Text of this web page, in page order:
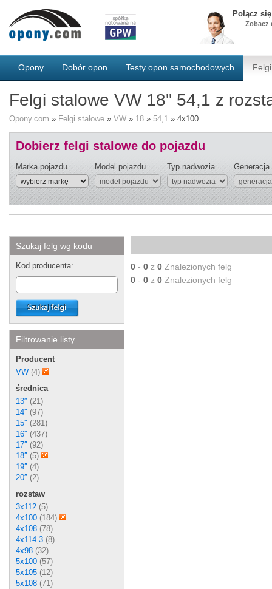
Połącz
Zobacz
Opony Dobór opon Testy opon samochodowych
Felgi stalowe VW 18'' 54,1 z
Opony.com » Felgi stalowe » VW » 18 » 54,1 » 4x100
Dobierz felgi stalowe do pojazdu
Marka pojazdu Model pojazdu Typ nadwozia Generacja
Szukaj felg wg kodu
Kod producenta:
Filtrowanie listy
Producent
VW (4)
średnica
13″ (21)
14″ (97)
15″ (281)
16″ (437)
17″ (92)
18″ (5)
19″ (4)
20″ (2)
rozstaw
3x112 (5)
4x100 (184)
4x108 (78)
4x114.3 (8)
4x98 (32)
5x100 (57)
5x105 (12)
5x108 (71)
0 - 0 z 0 Znalezionych felg
0 - 0 z 0 Znalezionych felg